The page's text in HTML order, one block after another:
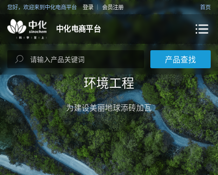
首页
您好，欢迎来到中化电商平台 登录 会员注册
中化电商平台
产品查找
环境工程
为建设美丽地球添砖加瓦